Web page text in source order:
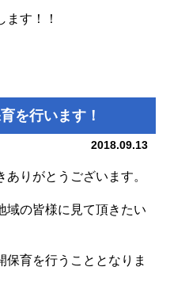
ます！！
を行います！
2018.09.13
りがとうございます。
域の皆様に見て頂きたい
保育を行うこととなりま